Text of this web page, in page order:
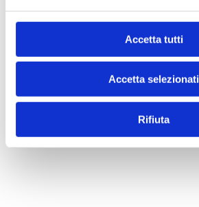
Accetta tutti
Accetta selezionati
Rifiuta